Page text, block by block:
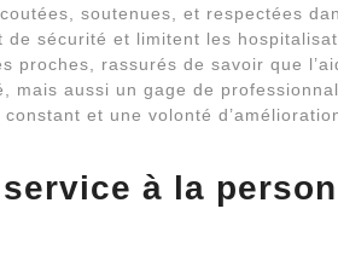
soutenues, et respectées
sécurité et limitent les
proches, rassurés de savoir que
mais aussi un gage de
et une volonté
à la